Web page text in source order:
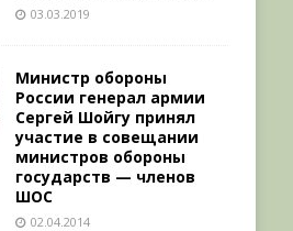
03.03.2019
Министр обороны
России генерал армии
Сергей Шойгу принял
участие в совещании
министров обороны
государств — членов
ШОС
02.04.2014